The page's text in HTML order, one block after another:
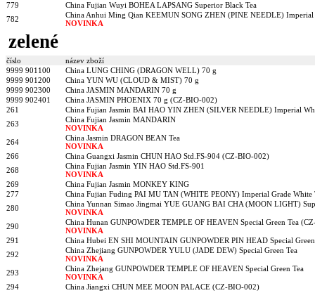
779
China Fujian Wuyi BOHEA LAPSANG Superior Black Tea
782
China Anhui Ming Qian KEEMUN SONG ZHEN (PINE NEEDLE) Imperial
NOVINKA
zelené
číslo
název zboží
9999 901100
China LUNG CHING (DRAGON WELL) 70 g
9999 901200
China YUN WU (CLOUD & MIST) 70 g
9999 902300
China JASMIN MANDARIN 70 g
9999 902401
China JASMIN PHOENIX 70 g (CZ-BIO-002)
261
China Fujian Jasmin BAI HAO YIN ZHEN (SILVER NEEDLE) Imperial
263
China Fujian Jasmin MANDARIN
NOVINKA
264
China Jasmin DRAGON BEAN Tea
NOVINKA
266
China Guangxi Jasmin CHUN HAO Std.FS-904 (CZ-BIO-002)
268
China Fujian Jasmin YIN HAO Std.FS-901
NOVINKA
269
China Fujian Jasmin MONKEY KING
277
China Fujian Fuding PAI MU TAN (WHITE PEONY) Imperial Grade White
280
China Yunnan Simao Jingmai YUE GUANG BAI CHA (MOON LIGHT)
NOVINKA
290
China Hunan GUNPOWDER TEMPLE OF HEAVEN Special Green Tea
NOVINKA
291
China Hubei EN SHI MOUNTAIN GUNPOWDER PIN HEAD Special
292
China Zhejiang GUNPOWDER YULU (JADE DEW) Special Green Tea
NOVINKA
293
China Zhejang GUNPOWDER TEMPLE OF HEAVEN Special Green Tea
NOVINKA
294
China Jiangxi CHUN MEE MOON PALACE (CZ-BIO-002)